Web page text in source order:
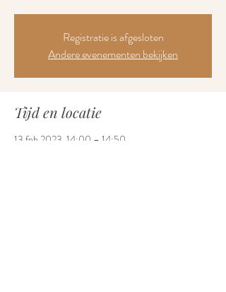
Registratie is afgesloten
Andere evenementen bekijken
Tijd en locatie
13 feb 2023, 14:00 – 14:50